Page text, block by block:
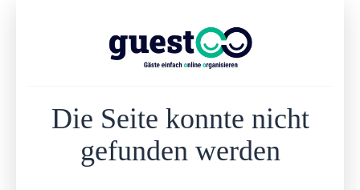
Die Seite konnte nicht
gefunden werden